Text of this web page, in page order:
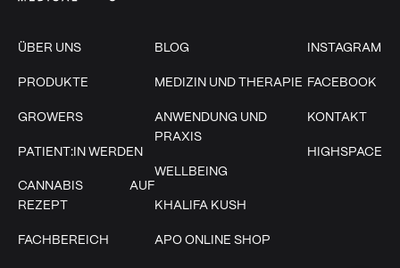
ÜBER UNS
PRODUKTE
GROWERS
PATIENT:IN WERDEN
CANNABIS AUF
REZEPT
FACHBEREICH
BLOG
MEDIZIN UND THERAPIE
ANWENDUNG UND
PRAXIS
WELLBEING
KHALIFA KUSH
APO ONLINE SHOP
INSTAGRAM
FACEBOOK
KONTAKT
HIGHSPACE